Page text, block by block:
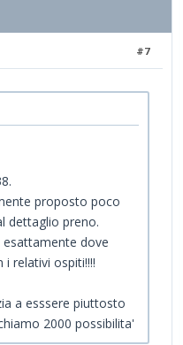
#7
proposto poco
dettaglio preno.
dove
relativi ospiti!!!!
a esssere piuttosto
2000 possibilita'